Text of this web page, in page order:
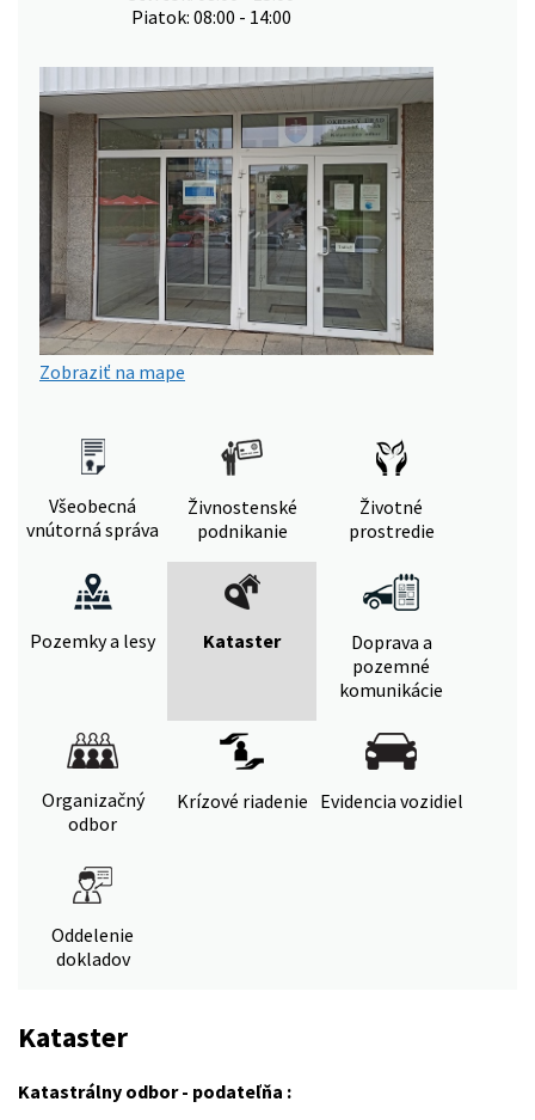
Piatok: 08:00 - 14:00
Zobraziť na mape
Všeobecná
vnútorná správa
Živnostenské
podnikanie
Životné
prostredie
Pozemky a lesy Kataster
Doprava a
pozemné
komunikácie
Organizačný
odbor
Krízové riadenie Evidencia vozidiel
Oddelenie
dokladov
Kataster
Katastrálny odbor - podateľňa :